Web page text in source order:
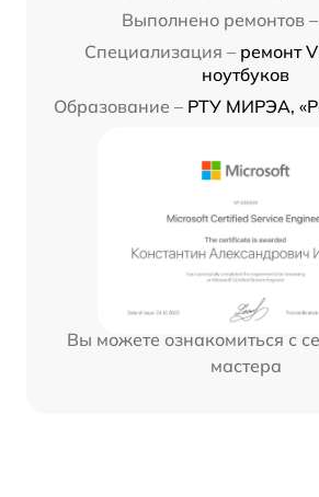
Выполнено ремонтов –
Специализация – ремонт
ноутбуков
Образование – РТУ МИРЭА,
Вы можете ознакомиться с
мастера